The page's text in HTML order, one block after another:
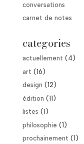
conversations
carnet de notes
categories
actuellement (4)
art (16)
design (12)
édition (11)
listes (1)
philosophie (1)
prochainement (1)